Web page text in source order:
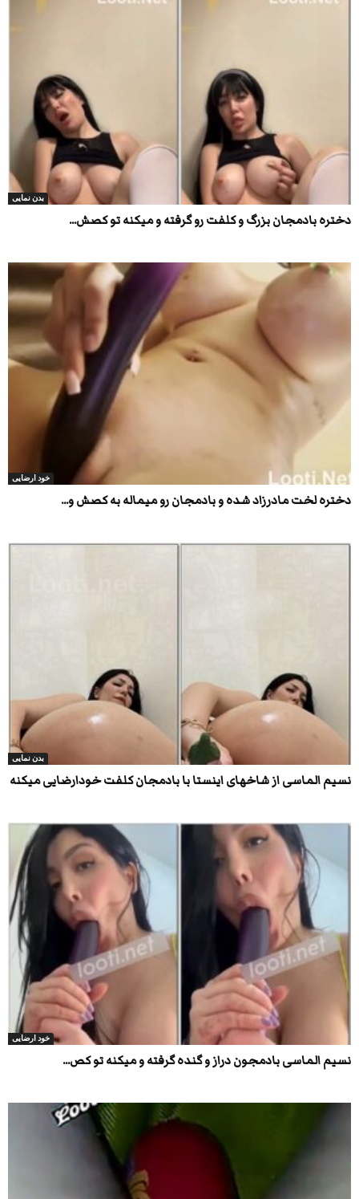
بدن نمایی
دختره بادمجان بزرگ و کلفت رو گرفته و میکنه تو کصش...
خود ارضایی
دختره لخت مادرزاد شده و بادمجان رو میماله به کصش و...
بدن نمایی
نسیم الماسی از شاخهای اینستا با بادمجان کلفت خودارضایی میکنه
خود ارضایی
نسیم الماسی بادمجون دراز و گنده گرفته و میکنه تو کص...